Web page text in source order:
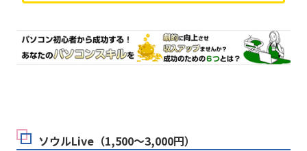
ソウルLive（1,500～3,000円）